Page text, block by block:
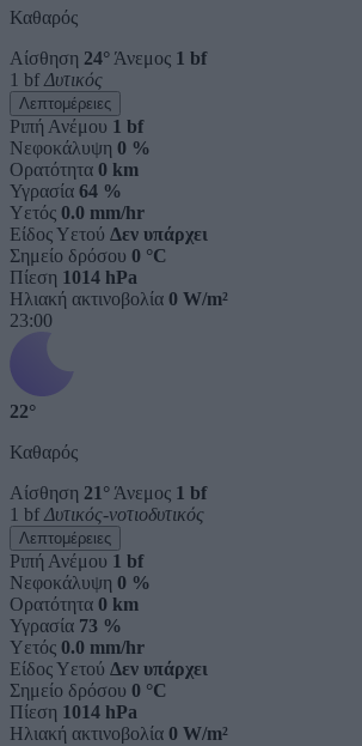
Καθαρός
Αίσθηση 24°Άνεμος 1 bf
1 bf Δυτικός
Λεπτομέρειες
Ριπή Ανέμου 1 bf
Νεφοκάλυψη 0 %
Ορατότητα 0 km
Υγρασία 64 %
Υετός 0.0 mm/hr
Είδος Υετού Δεν υπάρχει
Σημείο δρόσου 0 °C
Πίεση 1014 hPa
Ηλιακή ακτινοβολία 0 W/m²
23:00
22°
Καθαρός
Αίσθηση 21°Άνεμος 1 bf
1 bf Δυτικός-νοτιοδυτικός
Λεπτομέρειες
Ριπή Ανέμου 1 bf
Νεφοκάλυψη 0 %
Ορατότητα 0 km
Υγρασία 73 %
Υετός 0.0 mm/hr
Είδος Υετού Δεν υπάρχει
Σημείο δρόσου 0 °C
Πίεση 1014 hPa
Ηλιακή ακτινοβολία 0 W/m²